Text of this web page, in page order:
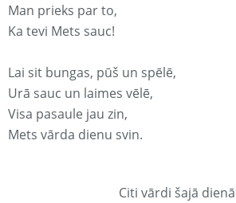
Man prieks par to,
Ka tevi Mets sauc!
Lai sit bungas, pūš un spēlē,
Urā sauc un laimes vēlē,
Visa pasaule jau zin,
Mets vārda dienu svin.
Citi vārdi šajā